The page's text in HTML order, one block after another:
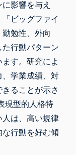
影響を与え
ビッグファイ
勉性、外向
行動パターン
す。研究によ
学業成績、対
ることが示さ
現型的人格特
は、高い規律
行動を好む傾